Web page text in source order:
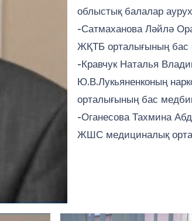
облыстық балалар
-Сатмаханова Ләйлә
ЖҚТБ орталығының бас
-Кравчук Наталья
Ю.В.Лукьяненконың
орталығының бас
-Оганесова Тахмина
ЖШС медициналық